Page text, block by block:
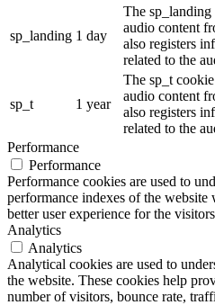
sp_landing 1 day
The
audio content
also registers
related to the
sp_t 1 year
The sp_t
audio content
also registers
related to the
Performance
Performance
Performance cookies are used to
performance indexes of the
better user experience for the
Analytics
Analytics
Analytical cookies are used to
the website. These cookies help
number of visitors, bounce rate,